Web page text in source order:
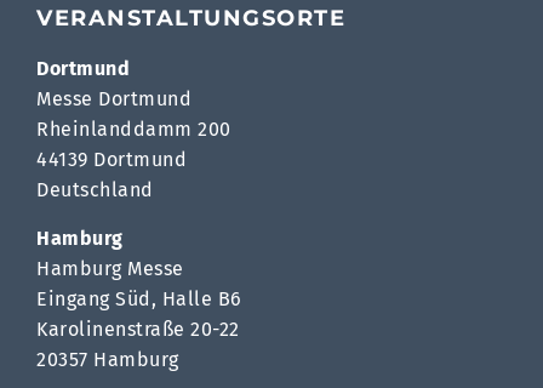
VERANSTALTUNGSORTE
Dortmund
Messe Dortmund
Rheinlanddamm 200
44139 Dortmund
Deutschland
Hamburg
Hamburg Messe
Eingang Süd, Halle B6
Karolinenstraße 20-22
20357 Hamburg